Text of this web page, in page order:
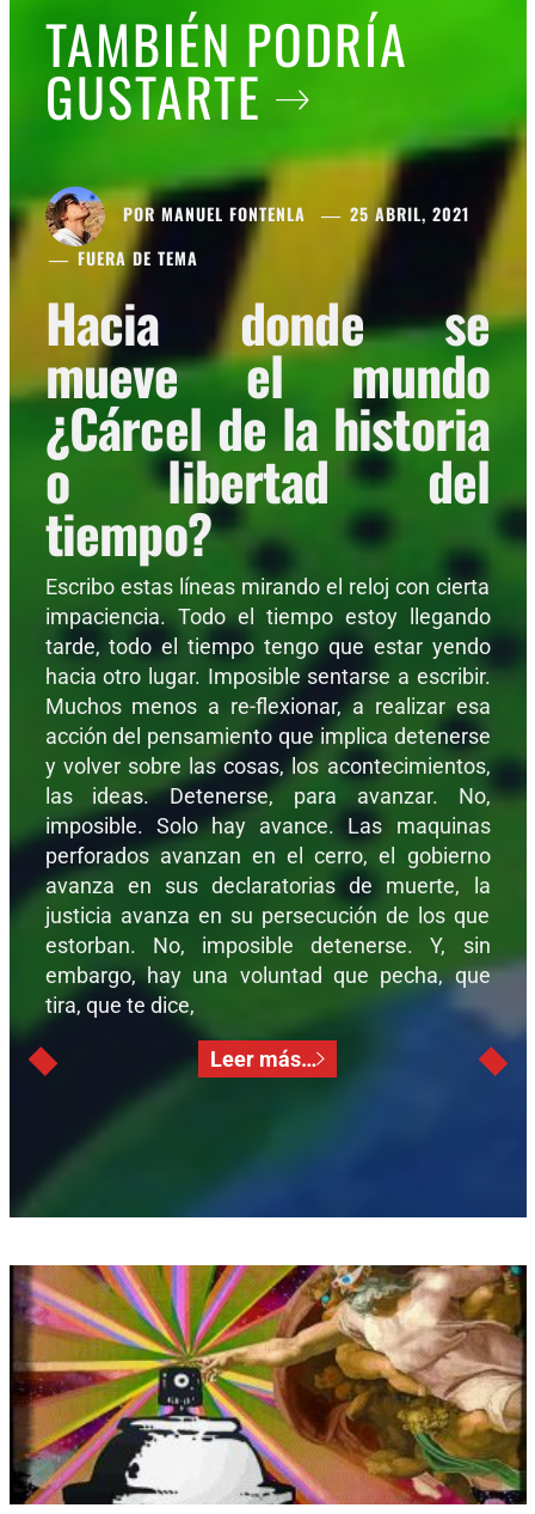
TAMBIÉN PODRÍA
GUSTARTE
POR MANUEL FONTENLA
25 ABRIL, 2021
FUERA DE TEMA
Hacia donde se
mueve el mundo
¿Cárcel de la historia
o libertad del
tiempo?
Escribo estas líneas mirando el reloj con cierta
impaciencia. Todo el tiempo estoy llegando
tarde, todo el tiempo tengo que estar yendo
hacia otro lugar. Imposible sentarse a escribir.
Muchos menos a re-flexionar, a realizar esa
acción del pensamiento que implica detenerse
y volver sobre las cosas, los acontecimientos,
las ideas. Detenerse, para avanzar. No,
imposible. Solo hay avance. Las maquinas
perforados avanzan en el cerro, el gobierno
avanza en sus declaratorias de muerte, la
justicia avanza en su persecución de los que
estorban. No, imposible detenerse. Y, sin
embargo, hay una voluntad que pecha, que
tira, que te dice,
Leer más…